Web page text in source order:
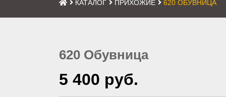
КАТАЛОГ ПРИХОЖИЕ 620 ОБУВНИЦА
620 Обувница
5 400 руб.